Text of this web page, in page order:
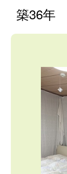
築36年